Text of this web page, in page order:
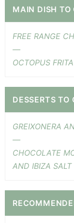
MAIN DISH TO
FREE RANGE
—
OCTOPUS FRITA
DESSERTS TO
GREIXONERA
—
CHOCOLATE
AND IBIZA SALT